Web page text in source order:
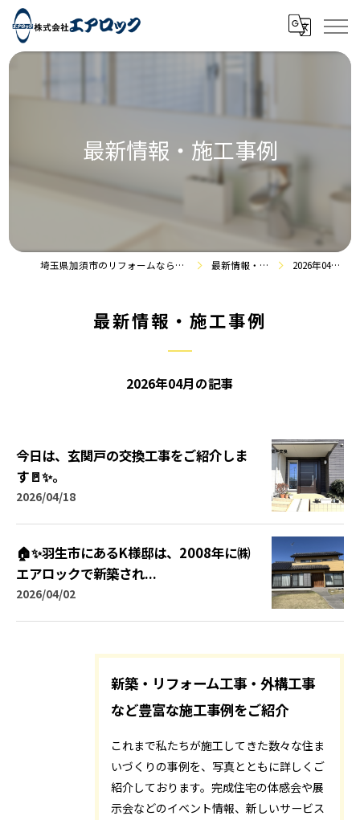
最新情報・施工事例
埼玉県加須市のリフォームなら株式会社エアロック 最新情報・施工事例 2026年04月の記事
最新情報・施工事例
2026年04月の記事
今日は、玄関戸の交換工事をご紹介しま
す🚪✨。
2026/04/18
🏠✨羽生市にあるK様邸は、2008年に㈱
エアロックで新築され...
2026/04/02
新築・リフォーム工事・外構工事
など豊富な施工事例をご紹介
これまで私たちが施工してきた数々な住ま
いづくりの事例を、写真とともに詳しくご
紹介しております。完成住宅の体感会や展
示会などのイベント情報、新しいサービス